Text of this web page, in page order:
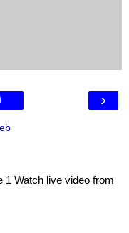
›
1 Watch live video from